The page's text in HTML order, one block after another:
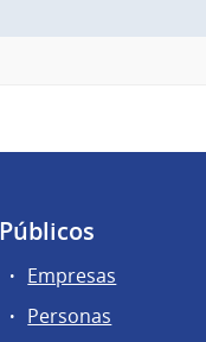
Públicos
Empresas
Personas